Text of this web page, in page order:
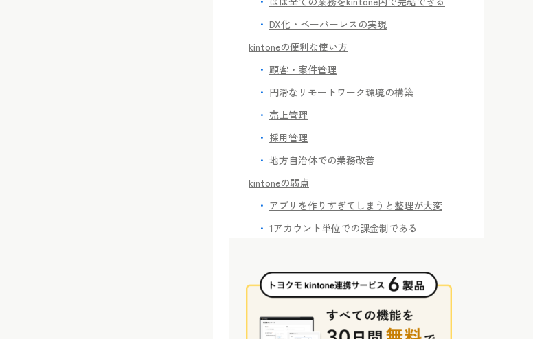
DX化・ペーパーレスの実現
kintoneの便利な使い方
顧客・案件管理
円滑なリモートワーク環境の構築
売上管理
採用管理
地方自治体での業務改善
kintoneの弱点
アプリを作りすぎてしまうと整理が大変
1アカウント単位での課金制である
kintone内の情報をkintoneライセンスを持た
ない人に共有できない
kintoneのもっと便利な使い方！トヨクモの連携サ
ービス